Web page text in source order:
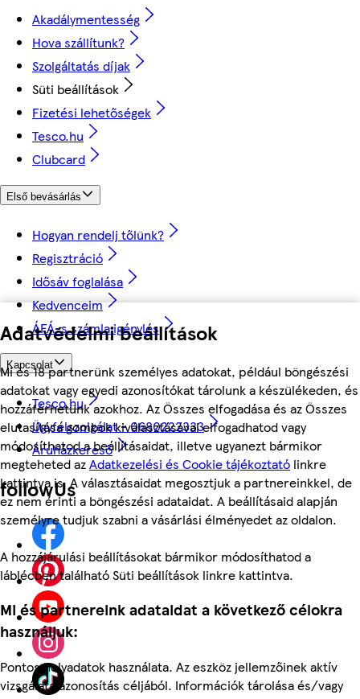
Adatvédelmi beállítások
Mi és 18 partnerünk személyes adatokat, például böngészési
adatokat vagy egyedi azonosítókat tárolunk a készülékeden, és
hozzáférhetünk azokhoz. Az Összes elfogadása és az Összes
elutasítása gombok kiválasztásával elfogadhatod vagy
módosíthatod a beállításaidat, illetve ugyanezt bármikor
megteheted azAdatkezelési és Cookie tájékoztató linkre
kattintva is. A választásaidat megosztjuk a partnereinkkel, de
ez nem érinti a böngészési adataidat. A beállításaid alapján
személyre tudjuk szabni a vásárlási élményedet az oldalon.
A hozzájárulási beállításokat bármikor módosíthatod a
láblécben található Süti beállítások linkre kattintva.
Mi és partnereink adataidat a következő célokra
használjuk:
Pontos helyadatok használata. Az eszköz jellemzőinek aktív
vizsgálata azonosítás céljából. Információk tárolása és/vagy
Akadálymentesség
Hova szállítunk?
Szolgáltatás díjak
Süti beállítások
Fizetési lehetőségek
Tesco.hu
Clubcard
Első bevásárlás
Hogyan rendelj tőlünk?
Regisztráció
Idősáv foglalása
Kedvenceim
ÁFÁ-s számla igénylés
Kapcsolat
Tesco.hu
Ügyfélszolgálat - 0680222333
Áruházkereső
followUs